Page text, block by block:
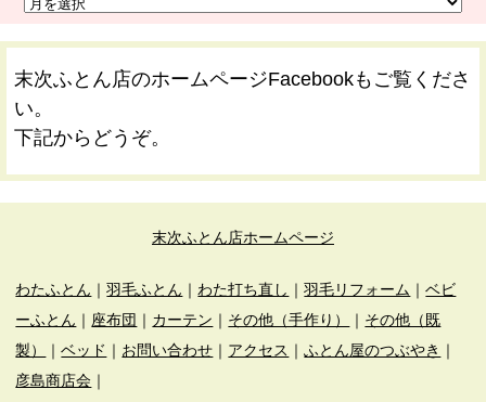
末次ふとん店のホームページFacebookもご覧くださ
い。
下記からどうぞ。
末次ふとん店ホームページ
わたふとん ｜羽毛ふとん ｜ わた打ち直し ｜羽毛リフォーム ｜ベビ
ーふとん ｜ 座布団 ｜ カーテン ｜ その他（手作り） ｜ その他（既
製）
｜ベッド ｜ お問い合わせ ｜ アクセス ｜ふとん屋のつぶやき ｜
彦島商店会 ｜